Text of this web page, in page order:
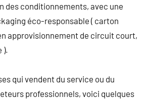
des conditionnements, avec une
éco-responsable ( carton
approvisionnement de circuit court,
).
qui vendent du service ou du
professionnels, voici quelques